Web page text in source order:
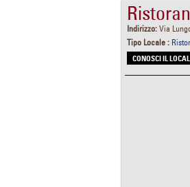
Indirizzo: Via
Tipo Locale :
CONOSCI IL